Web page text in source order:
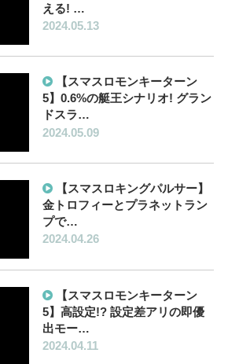
える! …
2024.05.13
【スマスロモンキーターン
5】0.6%の艇王シナリオ! グラン
ドスラ…
2024.05.09
【スマスロキングパルサー】
金トロフィーとプラネットラン
プで…
2024.04.26
【スマスロモンキーターン
5】高設定!? 設定差アリの即優
出モー…
2024.04.11